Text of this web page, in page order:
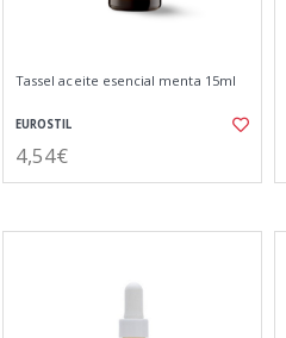
Tassel aceite esencial menta 15ml
EUROSTIL
4,54€